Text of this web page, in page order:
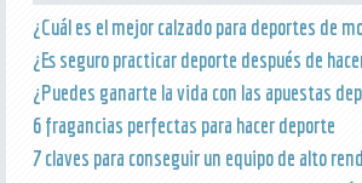
¿Cuál es el mejor calzado para deportes de
¿Es seguro practicar deporte después de
¿Puedes ganarte la vida con las apuestas
6 fragancias perfectas para hacer deporte
7 claves para conseguir un equipo de alto